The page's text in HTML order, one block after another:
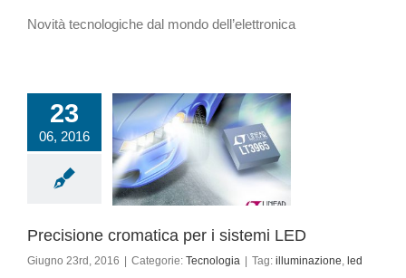
Novità tecnologiche dal mondo dell’elettronica
23
06, 2016
cromatica
LED
Precisione cromatica per i sistemi LED
Giugno 23rd, 2016 Categorie: Tecnologia Tag: illuminazione, led